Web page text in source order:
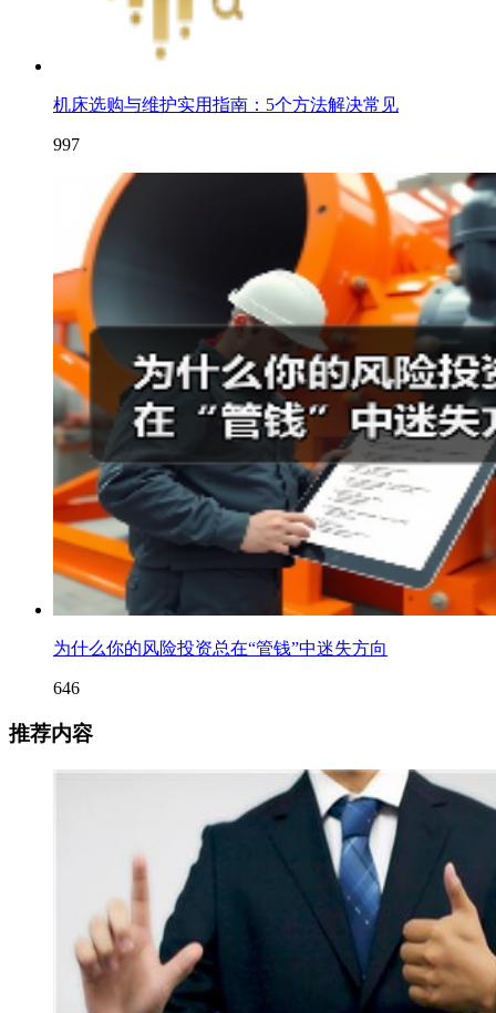
机床选购与维护实用指南：5个方法解决常见
997
为什么你的风险投资总在“管钱”中迷失方向
646
推荐内容